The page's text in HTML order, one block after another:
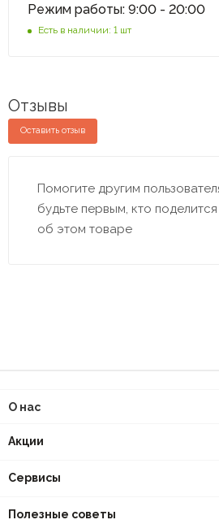
Режим работы: 9:00 - 20:00
Есть в наличии: 1 шт
Отзывы
Оставить отзыв
Помогите другим
будьте первым, кто
об этом товаре
О нас
Акции
Сервисы
Полезные советы